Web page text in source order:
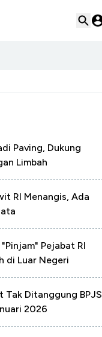
Paving, Dukung
Limbah
RI Menangis, Ada
Pejabat RI
di Luar Negeri
Tak Ditanggung BPJS
2026